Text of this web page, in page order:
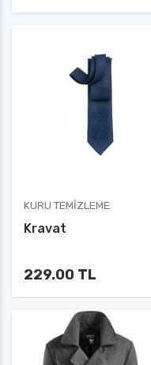
KURU TEMIZLEME
Kravat
229.00 TL